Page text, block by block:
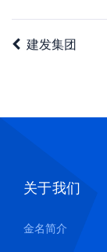
建发集团
关于我们
金名简介